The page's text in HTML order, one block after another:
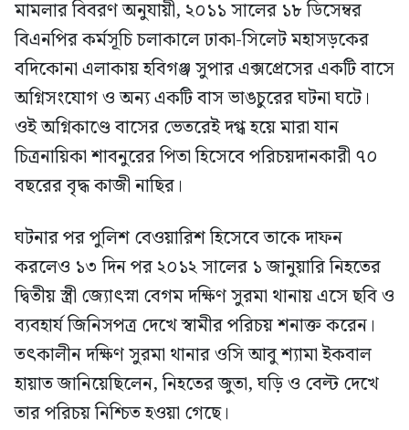
মামলার বিবরণ অনুযায়ী, ২০১১ সালের ১৮ ডিসেম্বর
বিএনপির কর্মসূচি চলাকালে ঢাকা-সিলেট মহাসড়কের
বদিকোনা এলাকায় হবিগঞ্জ সুপার এক্সপ্রেসের একটি বাসে
অগ্নিসংযোগ ও অন্য একটি বাস ভাঙচুরের ঘটনা ঘটে।
ওই অগ্নিকাণ্ডে বাসের ভেতরেই দগ্ধ হয়ে মারা যান
চিত্রনায়িকা শাবনুরের পিতা হিসেবে পরিচয়দানকারী ৭০
বছরের বৃদ্ধ কাজী নাছির।
ঘটনার পর পুলিশ বেওয়ারিশ হিসেবে তাকে দাফন
করলেও ১৩ দিন পর ২০১২ সালের ১ জানুয়ারি নিহতের
দ্বিতীয় স্ত্রী জ্যোৎস্না বেগম দক্ষিণ সুরমা থানায় এসে ছবি ও
ব্যবহার্য জিনিসপত্র দেখে স্বামীর পরিচয় শনাক্ত করেন।
তৎকালীন দক্ষিণ সুরমা থানার ওসি আবু শ্যামা ইকবাল
হায়াত জানিয়েছিলেন, নিহতের জুতা, ঘড়ি ও বেল্ট দেখে
তার পরিচয় নিশ্চিত হওয়া গেছে।